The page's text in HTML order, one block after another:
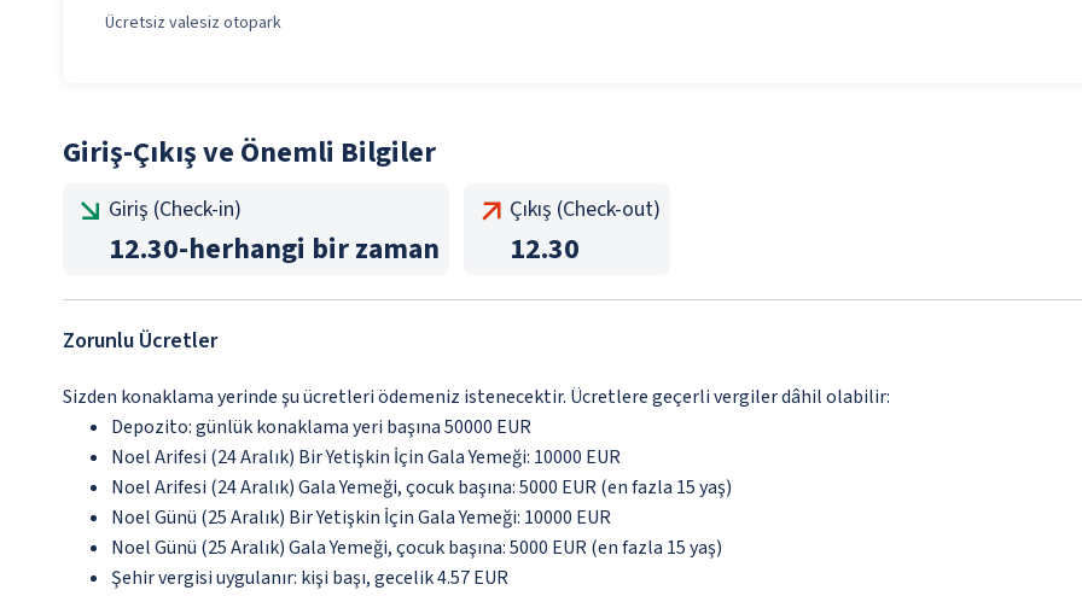
Ücretsiz valesiz otopark
Giriş-Çıkış ve Önemli Bilgiler
Giriş (Check-in)
12.30-herhangi bir zaman
Çıkış (Check-out)
12.30
Zorunlu Ücretler
Sizden konaklama yerinde şu ücretleri ödemeniz istenecektir. Ücretlere geçerli vergiler dâhil olabilir:
Depozito: günlük konaklama yeri başına 50000 EUR
Noel Arifesi (24 Aralık) Bir Yetişkin İçin Gala Yemeği: 10000 EUR
Noel Arifesi (24 Aralık) Gala Yemeği, çocuk başına: 5000 EUR (en fazla 15 yaş)
Noel Günü (25 Aralık) Bir Yetişkin İçin Gala Yemeği: 10000 EUR
Noel Günü (25 Aralık) Gala Yemeği, çocuk başına: 5000 EUR (en fazla 15 yaş)
Şehir vergisi uygulanır: kişi başı, gecelik 4.57 EUR